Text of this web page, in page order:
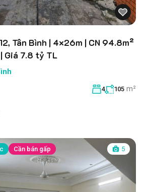
Tân Bình | 4×26m | CN 94.8m²
Giá 7.8 tỷ TL
4 105 m²
Cần bán gấp 5